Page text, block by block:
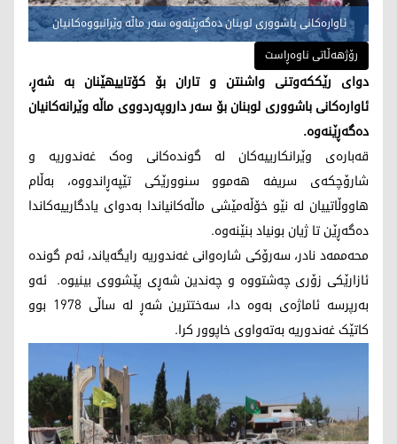
ئاوارەکانی باشووری لوبنان دەگەڕێنەوە سەر ماڵە وێرانبووەکانیان
رۆژهەڵاتی ناوەڕاست
دوای رێککەوتنی واشنتن و تاران بۆ کۆتاییهێنان بە شەڕ،
ئاوارەکانی باشووری لوبنان بۆ سەر داروپەردووی ماڵە وێرانەکانیان
دەگەڕێنەوە.
قەبارەی وێرانکارییەکان لە گوندەکانی وەک غەندوریە و
شارۆچکەی سریفە هەموو سنوورێکی تێپەڕاندووە، بەڵام
هاووڵاتییان لە نێو خۆڵەمێشی ماڵەکانیاندا بەدوای یادگارییەکاندا
دەگەڕێن تا ژیان بونیاد بنێنەوە.
محەممەد نادر، سەرۆکی شارەوانی غەندوریە رایگەیاند، ئەم گوندە
ئازارێکی زۆری چەشتووە و چەندین شەڕی پێشووی بینیوە. ئەو
بەرپرسە ئاماژەی بەوە دا، سەختترین شەڕ لە ساڵی 1978 بوو
کاتێک غەندوریە بەتەواوی خاپوور کرا.